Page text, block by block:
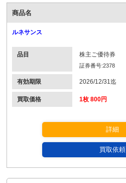
商品名
ルネサンス
品目 株主ご優待券
証券番号:2378
有効期限 2026/12/31迄
買取価格 1枚 800円
詳細
買取依頼